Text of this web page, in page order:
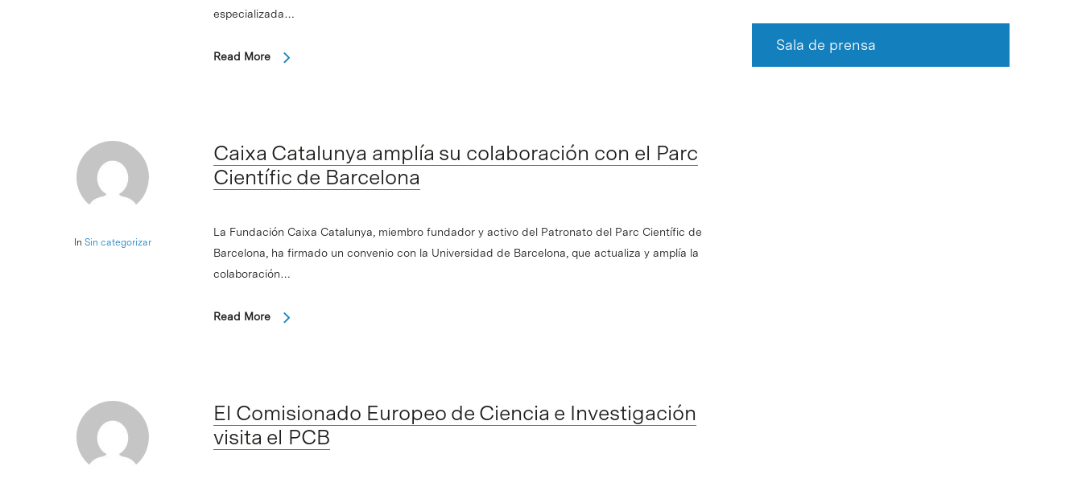
especializada…
Read More
In Sin categorizar
Caixa Catalunya amplía su colaboración con el Parc
Científic de Barcelona
La Fundación Caixa Catalunya, miembro fundador y activo del Patronato del Parc Científic de
Barcelona, ha firmado un convenio con la Universidad de Barcelona, que actualiza y amplía la
colaboración…
Read More
El Comisionado Europeo de Ciencia e Investigación
visita el PCB
Sala de prensa